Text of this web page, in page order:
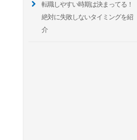
転職しやすい時期は決まってる！
絶対に失敗しないタイミングを紹
介